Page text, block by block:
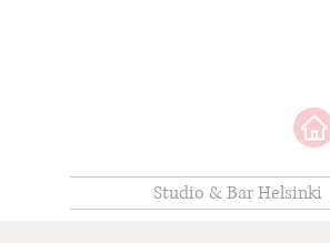
Studio & Bar Helsinki